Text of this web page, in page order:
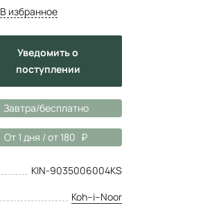
В избранное
Уведомитьо
поступлении
Завтра/бесплатно
От 1 дня / от 180
KIN-9035006004KS
Koh–i–Noor